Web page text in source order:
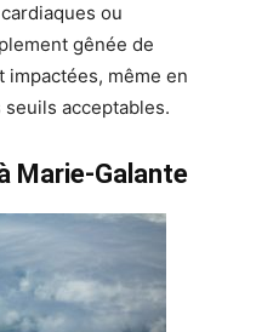
ou
gênée de
impactées, même en
seuils acceptables.
Marie-Galante